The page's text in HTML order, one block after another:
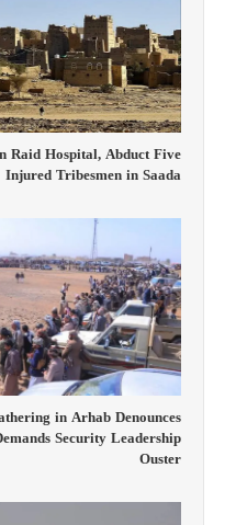
Raid Hospital, Abduct Five
Injured Tribesmen in Saada
in Arhab Denounces
Security Leadership
Ouster